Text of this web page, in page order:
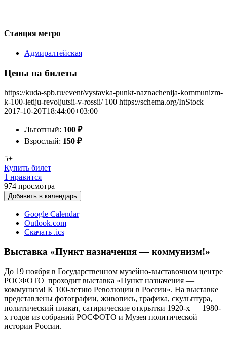
Станция метро
Адмиралтейская
Цены на билеты
https://kuda-spb.ru/event/vystavka-punkt-naznachenija-kommunizm-
k-100-letiju-revoljutsii-v-rossii/ 100 https://schema.org/InStock
2017-10-20T18:44:00+03:00
Льготный: 100 ₽
Взрослый: 150 ₽
5+
Купить билет
1 нравится
974 просмотра
Добавить в календарь
Google Calendar
Outlook.com
Скачать .ics
Выставка «Пункт назначения — коммунизм!»
До 19 ноября в Государственном музейно-выставочном центре
РОСФОТО проходит выставка «Пункт назначения —
коммунизм! К 100-летию Революции в России». На выставке
представлены фотографии, живопись, графика, скульптура,
политический плакат, сатирические открытки 1920-х — 1980-
х годов из собраний РОСФОТО и Музея политической
истории России.